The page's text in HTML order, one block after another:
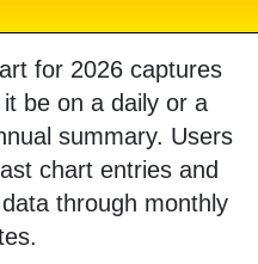
for 2026 captures
be on a daily or a
summary. Users
chart entries and
through monthly